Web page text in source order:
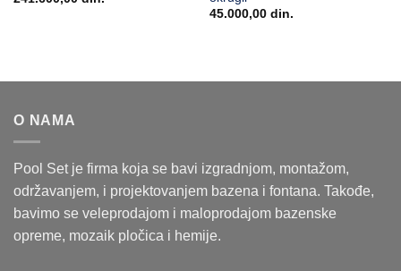
45.000,00 din.
O NAMA
Pool Set je firma koja se bavi izgradnjom, montažom,
održavanjem, i projektovanjem bazena i fontana. Takođe,
bavimo se veleprodajom i maloprodajom bazenske
opreme, mozaik pločica i hemije.